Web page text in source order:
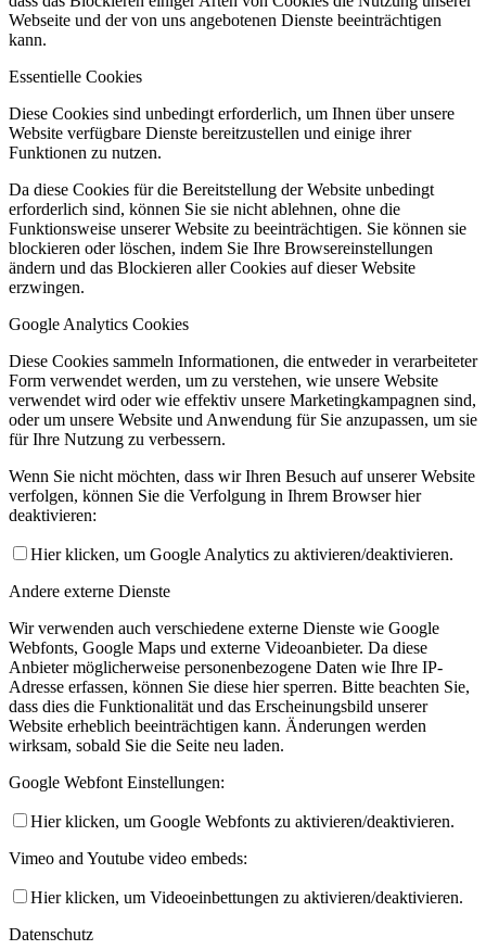
Webseite und der von uns angebotenen Dienste beeinträchtigen
kann.
Essentielle Cookies
Diese Cookies sind unbedingt erforderlich, um Ihnen über unsere
Website verfügbare Dienste bereitzustellen und einige ihrer
Funktionen zu nutzen.
Da diese Cookies für die Bereitstellung der Website unbedingt
erforderlich sind, können Sie sie nicht ablehnen, ohne die
Funktionsweise unserer Website zu beeinträchtigen. Sie können sie
blockieren oder löschen, indem Sie Ihre Browsereinstellungen
ändern und das Blockieren aller Cookies auf dieser Website
erzwingen.
Google Analytics Cookies
Diese Cookies sammeln Informationen, die entweder in verarbeiteter
Form verwendet werden, um zu verstehen, wie unsere Website
verwendet wird oder wie effektiv unsere Marketingkampagnen sind,
oder um unsere Website und Anwendung für Sie anzupassen, um sie
für Ihre Nutzung zu verbessern.
Wenn Sie nicht möchten, dass wir Ihren Besuch auf unserer Website
verfolgen, können Sie die Verfolgung in Ihrem Browser hier
deaktivieren:
Hier klicken, um Google Analytics zu aktivieren/deaktivieren.
Andere externe Dienste
Wir verwenden auch verschiedene externe Dienste wie Google
Webfonts, Google Maps und externe Videoanbieter. Da diese
Anbieter möglicherweise personenbezogene Daten wie Ihre IP-
Adresse erfassen, können Sie diese hier sperren. Bitte beachten Sie,
dass dies die Funktionalität und das Erscheinungsbild unserer
Website erheblich beeinträchtigen kann. Änderungen werden
wirksam, sobald Sie die Seite neu laden.
Google Webfont Einstellungen:
Hier klicken, um Google Webfonts zu aktivieren/deaktivieren.
Vimeo and Youtube video embeds:
Hier klicken, um Videoeinbettungen zu aktivieren/deaktivieren.
Datenschutz